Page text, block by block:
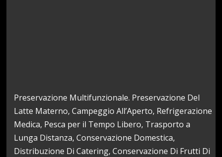
Preservazione Multifunzionale. Preservazione Del
Latte Materno, Campeggio All’Aperto, Refrigerazione
Medica, Pesca per il Tempo Libero, Trasporto a
Lunga Distanza, Conservazione Domestica,
Distribuzione Di Catering, Conservazione Di Frutti Di